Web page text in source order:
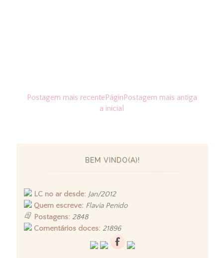
Postagem mais recente Postagem mais antiga
Págin
a inicial
BEM VINDO(A)!
LC no ar desde: Jan/2012
Quem escreve: Flavia Penido
Postagens: 2848
Comentários doces: 21896